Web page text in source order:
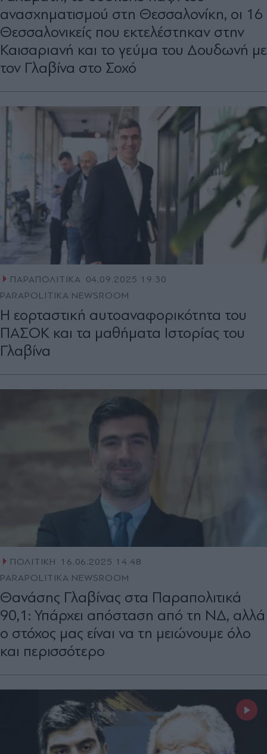
ανασχηματισμού στη Θεσσαλονίκη, οι 16
Θεσσαλονικείς που εκτελέστηκαν στην
Καισαριανή και το γεύμα του Δουδωνή με
τον Γλαβίνα στο Σοχό
ΠΑΡΑΠΟΛΙΤΙΚΑ
04.09.2025 19:30
PARAPOLITIKA NEWSROOM
H εορταστική αυτοαναφορικότητα του
ΠΑΣΟΚ και τα μαθήματα Ιστορίας του
Γλαβίνα
ΠΟΛΙΤΙΚΗ
16.06.2025 14:48
PARAPOLITIKA NEWSROOM
Θανάσης Γλαβίνας στα Παραπολιτικά
90,1: Υπάρχει απόσταση από τη ΝΔ, αλλά
ο στόχος μας είναι να τη μειώνουμε όλο
και περισσότερο